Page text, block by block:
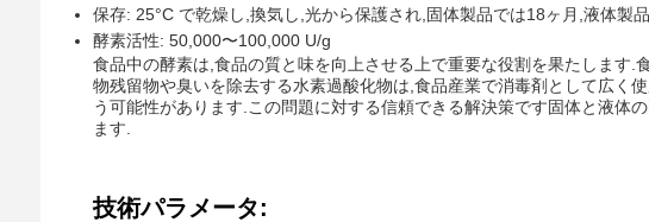
保存: 25°C で乾燥し,換気し,光から保護され,固体製品では18ヶ月,液体製
酵素活性: 50,000〜100,000 U/g
食品中の酵素は,食品の質と味を向上させる上で重要な役割を果たします
物残留物や臭いを除去する水素過酸化物は,食品産業で消毒剤として広く
う可能性があります.この問題に対する信頼できる解決策です固体と液体
ます.
技術パラメータ: